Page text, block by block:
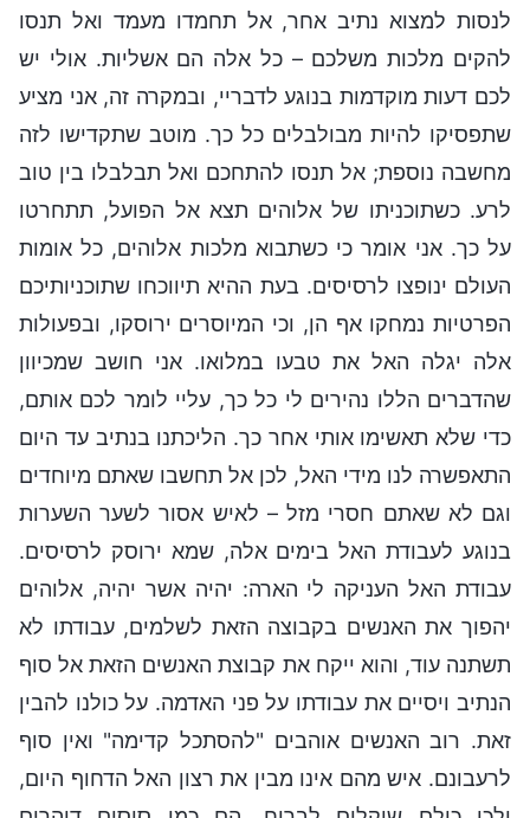
לנסות למצוא נתיב אחר, אל תחמדו מעמד ואל תנסו
להקים מלכות משלכם – כל אלה הם אשליות. אולי יש
לכם דעות מוקדמות בנוגע לדבריי, ובמקרה זה, אני מציע
שתפסיקו להיות מבולבלים כל כך. מוטב שתקדישו לזה
מחשבה נוספת; אל תנסו להתחכם ואל תבלבלו בין טוב
לרע. כשתוכניתו של אלוהים תצא אל הפועל, תתחרטו
על כך. אני אומר כי כשתבוא מלכות אלוהים, כל אומות
העולם ינופצו לרסיסים. בעת ההיא תיווכחו שתוכניותיכם
הפרטיות נמחקו אף הן, וכי המיוסרים ירוסקו, ובפעולות
אלה יגלה האל את טבעו במלואו. אני חושב שמכיוון
שהדברים הללו נהירים לי כל כך, עליי לומר לכם אותם,
כדי שלא תאשימו אותי אחר כך. הליכתנו בנתיב עד היום
התאפשרה לנו מידי האל, לכן אל תחשבו שאתם מיוחדים
וגם לא שאתם חסרי מזל – לאיש אסור לשער השערות
בנוגע לעבודת האל בימים אלה, שמא ירוסק לרסיסים.
עבודת האל העניקה לי הארה: יהיה אשר יהיה, אלוהים
יהפוך את האנשים בקבוצה הזאת לשלמים, עבודתו לא
תשתנה עוד, והוא ייקח את קבוצת האנשים הזאת אל סוף
הנתיב ויסיים את עבודתו על פני האדמה. על כולנו להבין
זאת. רוב האנשים אוהבים "להסתכל קדימה" ואין סוף
לרעבונם. איש מהם אינו מבין את רצון האל הדחוף היום,